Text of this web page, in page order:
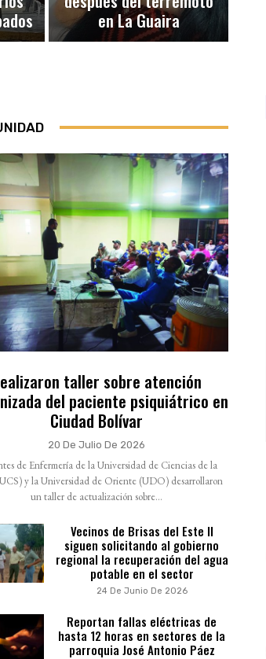
en La Guaira
taller sobre atención
del paciente psiquiátrico en
Ciudad Bolívar
20 De Julio De 2026
de Enfermería de la Universidad de Ciencias de la
y la Universidad de Oriente (UDO) desarrollaron
un taller de actualización sobre...
Vecinos de Brisas del Este II
siguen solicitando al gobierno
regional la recuperación del agua
potable en el sector
24 De Junio De 2026
Reportan fallas eléctricas de
hasta 12 horas en sectores de la
parroquia José Antonio Páez